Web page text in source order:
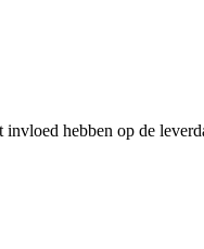
hebben op de